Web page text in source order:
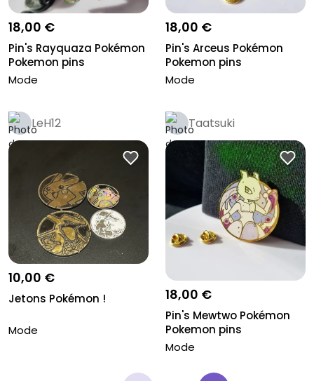
18,00 €
Pin's Rayquaza Pokémon
Pokemon pins
Mode
18,00 €
Pin's Arceus Pokémon
Pokemon pins
Mode
LeH12
10,00 €
Jetons Pokémon !
Mode
Taatsuki
18,00 €
Pin's Mewtwo Pokémon
Pokemon pins
Mode